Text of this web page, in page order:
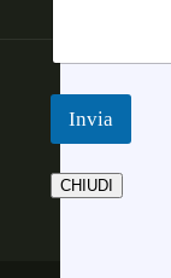
Invia
CHIUDI